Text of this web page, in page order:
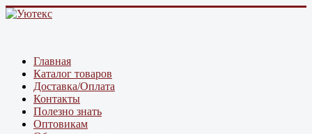
Главная
Каталог товаров
Доставка/Оплата
Контакты
Полезно знать
Оптовикам